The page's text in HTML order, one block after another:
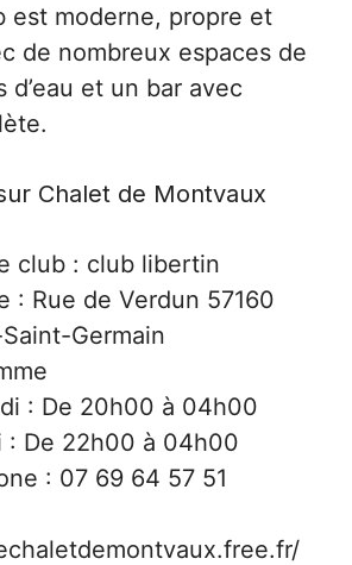
est moderne, propre et
de nombreux espaces de
d’eau et un bar avec
Chalet de Montvaux
club : club libertin
: Rue de Verdun 57160
Germain
: De 20h00 à 04h00
: De 22h00 à 04h00
: 07 69 64 57 51